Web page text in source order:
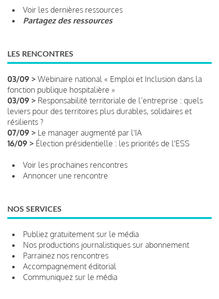
Voir les dernières ressources
Partagez des ressources
LES RENCONTRES
03/09 > Webinaire national « Emploi et Inclusion dans la
fonction publique hospitalière »
03/09 > Responsabilité territoriale de l’entreprise : quels
leviers pour des territoires plus durables, solidaires et
résilients ?
07/09 > Le manager augmenté par l'IA
16/09 > Élection présidentielle : les priorités de l'ESS
Voir les prochaines rencontres
Annoncer une rencontre
NOS SERVICES
Publiez gratuitement sur le média
Nos productions journalistiques sur abonnement
Parrainez nos rencontres
Accompagnement éditorial
Communiquez sur le média